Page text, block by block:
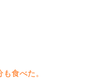
食べた。